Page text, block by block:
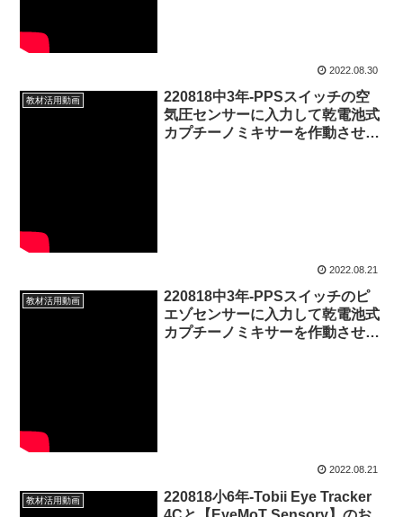
2022.08.30
教材活用動画
220818中3年-PPSスイッチの空
気圧センサーに入力して乾電池式
カプチーノミキサーを作動させて
2022.08.21
教材活用動画
220818中3年-PPSスイッチのピ
エゾセンサーに入力して乾電池式
カプチーノミキサーを作動させる
2022.08.21
教材活用動画
220818小6年-Tobii Eye Tracker